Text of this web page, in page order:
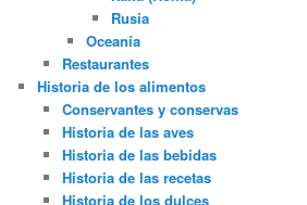
Rusia
Oceanía
Restaurantes
Historia de los alimentos
Conservantes y conservas
Historia de las aves
Historia de las bebidas
Historia de las recetas
Historia de los dulces